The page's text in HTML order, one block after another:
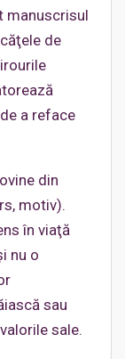
manuscrisul
de
a reface
din
motiv).
în viaţă
nu o
sau
sale.